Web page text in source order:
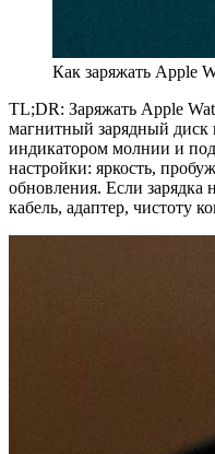
Как заряжать Apple
TL;DR: Заряжать Apple
магнитный зарядный диск
индикатором молнии и
настройки: яркость,
обновления. Если зарядка
кабель, адаптер, чистоту